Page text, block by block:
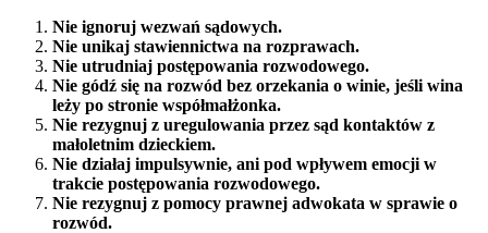
Nie ignoruj wezwań sądowych.
Nie unikaj stawiennictwa na rozprawach.
Nie utrudniaj postępowania rozwodowego.
Nie gódź się na rozwód bez orzekania o winie, jeśli wina
leży po stronie współmałżonka.
Nie rezygnuj z uregulowania przez sąd kontaktów z
małoletnim dzieckiem.
Nie działaj impulsywnie, ani pod wpływem emocji w
trakcie postępowania rozwodowego.
Nie rezygnuj z pomocy prawnej adwokata w sprawie o
rozwód.